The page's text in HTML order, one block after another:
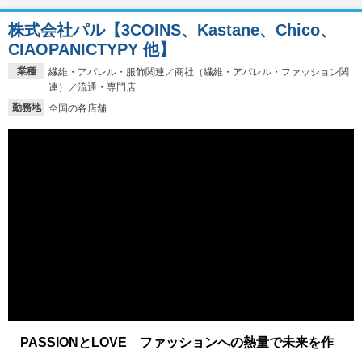
業種
繊維・アパレル・服飾関連／商社（繊維・アパレル・ファッション関
連）／流通・専門店
勤務地
全国の各店舗
株式会社パル【3COINS、Kastane、Chico、
CIAOPANICTYPY 他】
PASSIONとLOVE ファッションへの熱量で未来を作